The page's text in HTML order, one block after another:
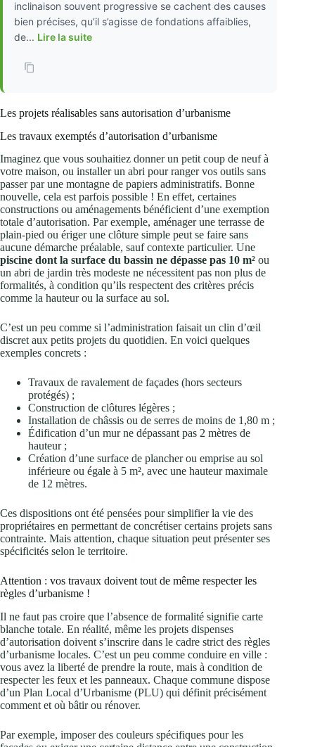
inclinaison souvent progressive se cachent des causes
bien précises, qu’il s’agisse de fondations affaiblies,
de... Lire la suite
Les projets réalisables sans autorisation d’urbanisme
Les travaux exemptés d’autorisation d’urbanisme
Imaginez que vous souhaitiez donner un petit coup de neuf à
votre maison, ou installer un abri pour ranger vos outils sans
passer par une montagne de papiers administratifs. Bonne
nouvelle, cela est parfois possible ! En effet, certaines
constructions ou aménagements bénéficient d’une exemption
totale d’autorisation. Par exemple, aménager une terrasse de
plain-pied ou ériger une clôture simple peut se faire sans
aucune démarche préalable, sauf contexte particulier. Une
piscine dont la surface du bassin ne dépasse pas 10 m² ou
un abri de jardin très modeste ne nécessitent pas non plus de
formalités, à condition qu’ils respectent des critères précis
comme la hauteur ou la surface au sol.
C’est un peu comme si l’administration faisait un clin d’œil
discret aux petits projets du quotidien. En voici quelques
exemples concrets :
Travaux de ravalement de façades (hors secteurs
protégés) ;
Construction de clôtures légères ;
Installation de châssis ou de serres de moins de 1,80 m ;
Édification d’un mur ne dépassant pas 2 mètres de
hauteur ;
Création d’une surface de plancher ou emprise au sol
inférieure ou égale à 5 m², avec une hauteur maximale
de 12 mètres.
Ces dispositions ont été pensées pour simplifier la vie des
propriétaires en permettant de concrétiser certains projets sans
contrainte. Mais attention, chaque situation peut présenter ses
spécificités selon le territoire.
Attention : vos travaux doivent tout de même respecter les
règles d’urbanisme !
Il ne faut pas croire que l’absence de formalité signifie carte
blanche totale. En réalité, même les projets dispenses
d’autorisation doivent s’inscrire dans le cadre strict des règles
d’urbanisme locales. C’est un peu comme conduire en ville :
vous avez la liberté de prendre la route, mais à condition de
respecter les feux et les panneaux. Chaque commune dispose
d’un Plan Local d’Urbanisme (PLU) qui définit précisément
comment et où bâtir ou rénover.
Par exemple, imposer des couleurs spécifiques pour les